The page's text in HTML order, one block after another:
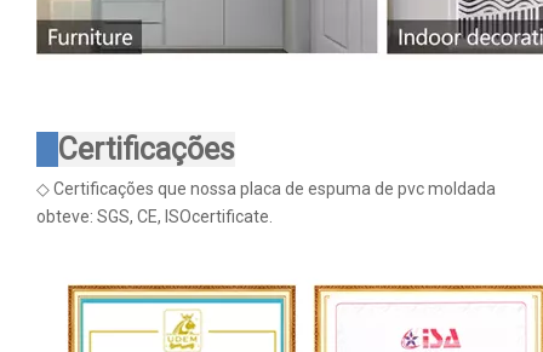
Certificações
◇ Certificações que nossa placa de espuma de pvc moldada
obteve: SGS, CE, ISOcertificate.